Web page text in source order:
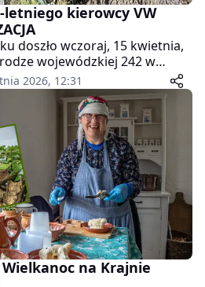
letniego kierowcy VW
doszło wczoraj, 15 kwietnia,
wojewódzkiej 242 w
Niestety w zdarzeniu śmierć
VW.
2026, 12:31
na Krajnie